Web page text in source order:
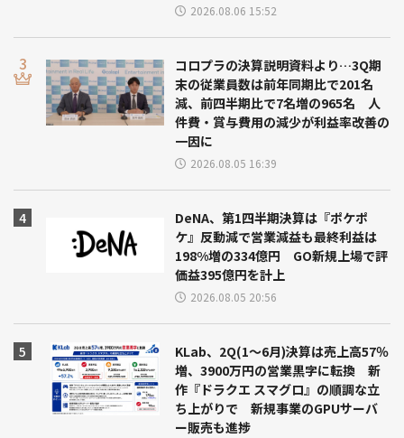
2026.08.06 15:52
コロプラの決算説明資料より…3Q期
末の従業員数は前年同期比で201名
減、前四半期比で7名増の965名 人
件費・賞与費用の減少が利益率改善の
一因に
2026.08.05 16:39
DeNA、第1四半期決算は『ポケポ
ケ』反動減で営業減益も最終利益は
198%増の334億円 GO新規上場で評
価益395億円を計上
2026.08.05 20:56
KLab、2Q(1～6月)決算は売上高57％
増、3900万円の営業黒字に転換 新
作『ドラクエ スマグロ』の順調な立
ち上がりで 新規事業のGPUサーバ
ー販売も進捗